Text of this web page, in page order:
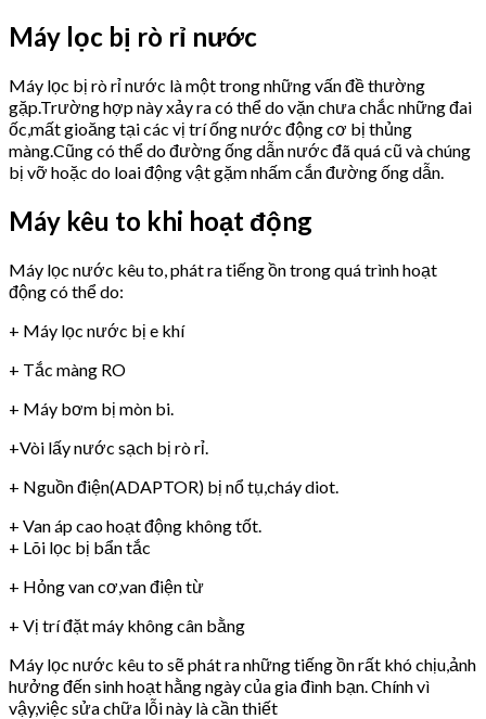
Máy lọc bị rò rỉ nước
Máy lọc bị rò rỉ nước là một trong những vấn đề thường
gặp.Trường hợp này xảy ra có thể do vặn chưa chắc những đai
ốc,mất gioăng tại các vị trí ống nước động cơ bị thủng
màng.Cũng có thể do đường ống dẫn nước đã quá cũ và chúng
bị vỡ hoặc do loai động vật gặm nhấm cắn đường ống dẫn.
Máy kêu to khi hoạt động
Máy lọc nước kêu to, phát ra tiếng ồn trong quá trình hoạt
động có thể do:
+ Máy lọc nước bị e khí
+ Tắc màng RO
+ Máy bơm bị mòn bi.
+Vòi lấy nước sạch bị rò rỉ.
+ Nguồn điện(ADAPTOR) bị nổ tụ,cháy diot.
+ Van áp cao hoạt động không tốt.
+ Lõi lọc bị bẩn tắc
+ Hỏng van cơ,van điện từ
+ Vị trí đặt máy không cân bằng
Máy lọc nước kêu to sẽ phát ra những tiếng ồn rất khó chịu,ảnh
hưởng đến sinh hoạt hằng ngày của gia đình bạn. Chính vì
vậy,việc sửa chữa lỗi này là cần thiết